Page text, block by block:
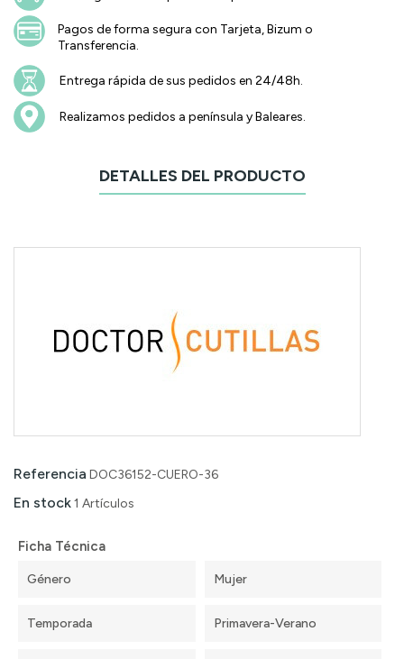
Pagos de forma segura con Tarjeta, Bizum o
Transferencia.
Entrega rápida de sus pedidos en 24/48h.
Realizamos pedidos a península y Baleares.
DETALLES DEL PRODUCTO
Referencia DOC36152-CUERO-36
En stock1 Artículos
Ficha Técnica
Género Mujer
Temporada Primavera-Verano